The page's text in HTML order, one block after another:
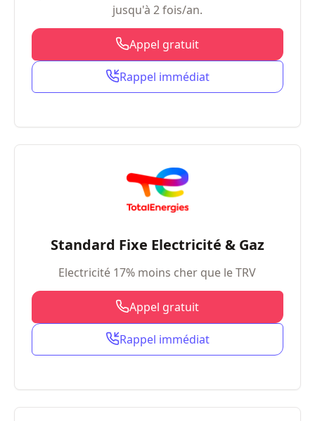
jusqu'à 2 fois/an.
Appel gratuit
Rappel immédiat
Standard Fixe Electricité & Gaz
Electricité 17% moins cher que le TRV
Appel gratuit
Rappel immédiat